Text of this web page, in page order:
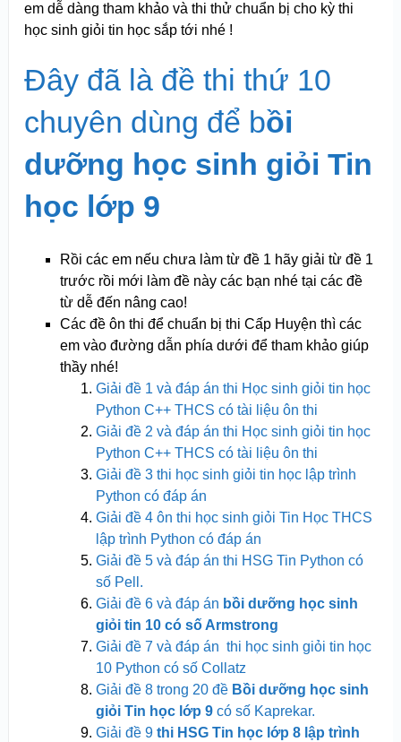
em dễ dàng tham khảo và thi thử chuẩn bị cho kỳ thi
học sinh giỏi tin học sắp tới nhé !
Đây đã là đề thi thứ 10
chuyên dùng để bồi
dưỡng học sinh giỏi Tin
học lớp 9
Rồi các em nếu chưa làm từ đề 1 hãy giải từ đề 1
trước rồi mới làm đề này các bạn nhé tại các đề
từ dễ đến nâng cao!
Các đề ôn thi để chuẩn bị thi Cấp Huyện thì các
em vào đường dẫn phía dưới để tham khảo giúp
thầy nhé!
Giải đề 1 và đáp án thi Học sinh giỏi tin học
Python C++ THCS có tài liệu ôn thi
Giải đề 2 và đáp án thi Học sinh giỏi tin học
Python C++ THCS có tài liệu ôn thi
Giải đề 3 thi học sinh giỏi tin học lập trình
Python có đáp án
Giải đề 4 ôn thi học sinh giỏi Tin Học THCS
lập trình Python có đáp án
Giải đề 5 và đáp án thi HSG Tin Python có
số Pell.
Giải đề 6 và đáp án bồi dưỡng học sinh
giỏi tin 10 có số Armstrong
Giải đề 7 và đáp án thi học sinh giỏi tin học
10 Python có số Collatz
Giải đề 8 trong 20 đề Bồi dưỡng học sinh
giỏi Tin học lớp 9có số Kaprekar.
Giải đề 9 thi HSG Tin học lớp 8 lập trình